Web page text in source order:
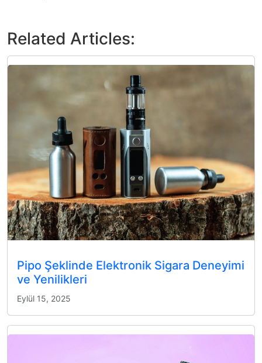
Related Articles:
Pipo Şeklinde Elektronik Sigara Deneyimi
ve Yenilikleri
Eylül 15, 2025